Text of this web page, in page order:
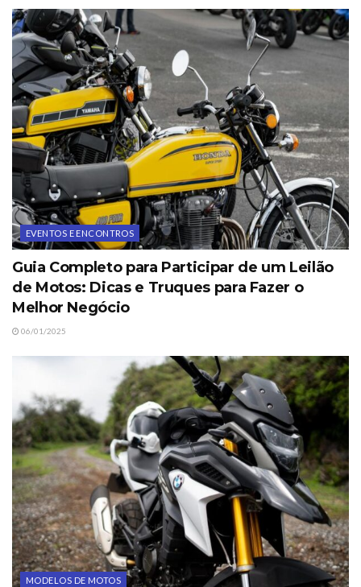
EVENTOS E ENCONTROS
Guia Completo para Participar de um Leilão
de Motos: Dicas e Truques para Fazer o
Melhor Negócio
06/01/2025
MODELOS DE MOTOS